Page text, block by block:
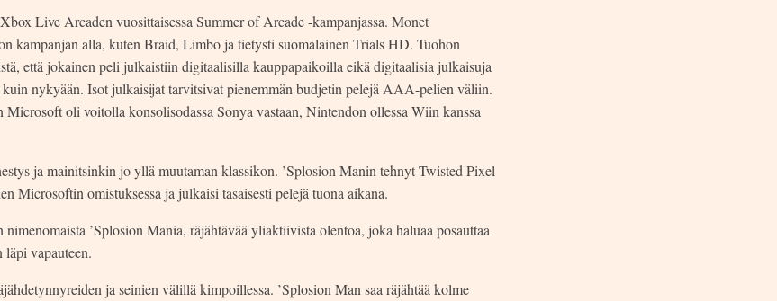
Live Arcaden vuosittaisessa Summer of Arcade -kampanjassa. Monet
kampanjan alla, kuten Braid, Limbo ja tietysti suomalainen Trials HD. Tuohon
että jokainen peli julkaistiin digitaalisilla kauppapaikoilla eikä digitaalisia julkaisuja
nykyään. Isot julkaisijat tarvitsivat pienemmän budjetin pelejä AAA-pelien väliin.
oli voitolla konsolisodassa Sonya vastaan, Nintendon ollessa Wiin kanssa
ja mainitsinkin jo yllä muutaman klassikon. ’Splosion Manin tehnyt Twisted Pixel
Microsoftin omistuksessa ja julkaisi tasaisesti pelejä tuona aikana.
nimenomaista ’Splosion Mania, räjähtävää yliaktiivista olentoa, joka haluaa posauttaa
läpi vapauteen.
ja seinien välillä kimpoillessa. ’Splosion Man saa räjähtää kolme